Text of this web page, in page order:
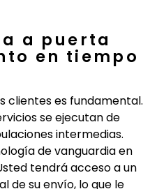
a puerta
en tiempo
clientes es fundamental.
se ejecutan de
intermedias.
de vanguardia en
tendrá acceso a un
de su envío, lo que le